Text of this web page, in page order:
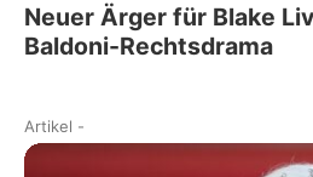
Neuer Ärger für Blake
Baldoni-Rechtsdrama
Artikel -